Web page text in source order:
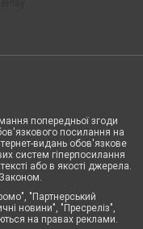
попередньої згоди
посилання на
видань обов'язкове
систем гіперпосилання
або в якості джерела.
"Партнерський
новини", "Пресреліз",
на правах реклами.